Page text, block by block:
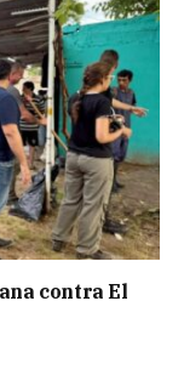
contra El